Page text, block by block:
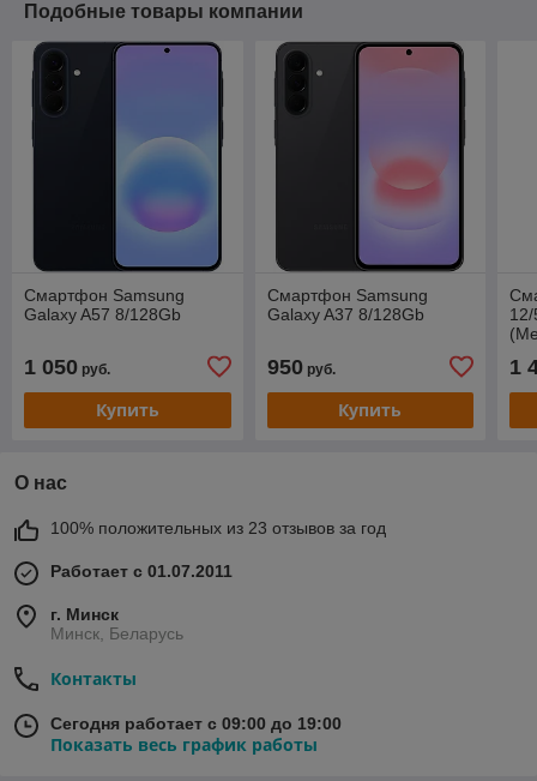
Подобные товары компании
Смартфон Samsung
Galaxy A57 8/128Gb
1 050 руб.
Купить
Смартфон Samsung
Galaxy A37 8/128Gb
950руб.
Купить
1
О нас
100% положительных из 23 отзывов за год
Работает с 01.07.2011
г. Минск
Минск, Беларусь
Контакты
Сегодня работает с 09:00 до 19:00
Показать весь график работы